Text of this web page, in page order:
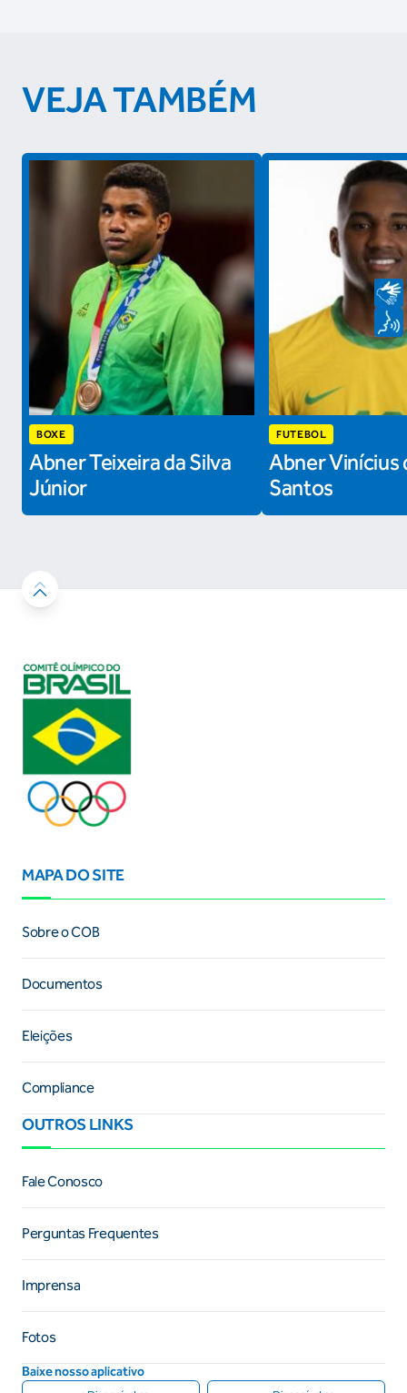
VEJA TAMBÉM
BOXE
Abner Teixeira da Silva
Júnior
FUTEBOL
Abner Vinícius
Santos
MAPA DO SITE
Sobre o COB
Documentos
Eleições
Compliance
OUTROS LINKS
Fale Conosco
Perguntas Frequentes
Imprensa
Fotos
Baixe nosso aplicativo